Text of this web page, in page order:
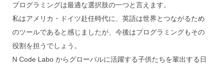
プログラミングは最適な選択肢の一つと言えます。
私はアメリカ・ドイツ赴任時代に、英語は世界とつながるため
のツールであると感じましたが、今後はプログラミングもその
役割を担うでしょう。
N Code Labo からグローバルに活躍する子供たちを輩出する日